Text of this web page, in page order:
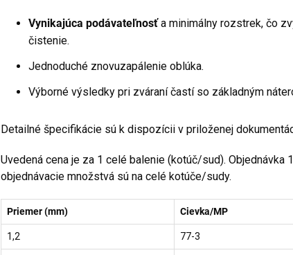
Vynikajúca podávateľnosťa minimálny rozstrek, čo
čistenie.
Jednoduché znovuzapálenie oblúka.
Výborné výsledky pri zváraní častí so základným
Detailné špecifikácie sú k dispozícii v priloženej
Uvedená cena je za 1 celé balenie (kotúč/sud). Objednávka
objednávacie množstvá sú na celé kotúče/sudy.
Priemer (mm) Cievka/MP
1,2 77-3